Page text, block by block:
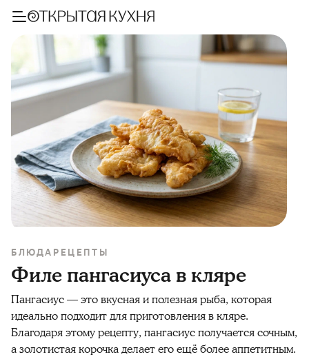
БЛЮДА РЕЦЕПТЫ
Филе пангасиуса в кляре
Пангасиус — это вкусная и полезная рыба, которая
идеально подходит для приготовления в кляре.
Благодаря этому рецепту, пангасиус получается сочным,
а золотистая корочка делает его ещё более аппетитным.